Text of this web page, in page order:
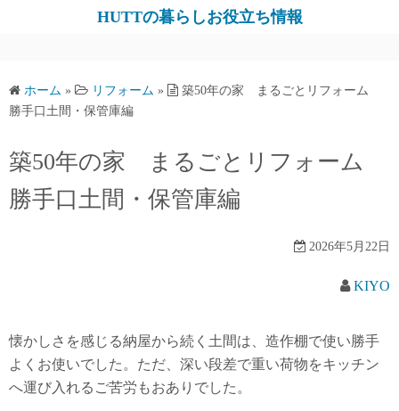
ツ
ス
キ
ッ
HUTTの暮らしお役立ち情報
ホーム » リフォーム »
築50年の家 まるごとリフォーム
勝手口土間・保管庫編
築50年の家 まるごとリフォーム
勝手口土間・保管庫編
2026年5月22日
KIYO
懐かしさを感じる納屋から続く土間は、造作棚で使い勝手
よくお使いでした。ただ、深い段差で重い荷物をキッチン
へ運び入れるご苦労もおありでした。